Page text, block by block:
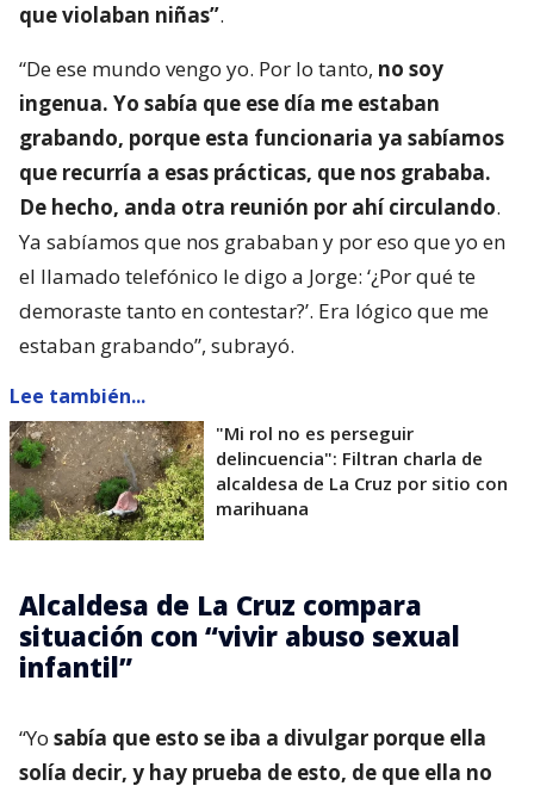
que violaban niñas”.
“De ese mundo vengo yo. Por lo tanto, no soy
ingenua. Yo sabía que ese día me estaban
grabando, porque esta funcionaria ya sabíamos
que recurría a esas prácticas, que nos grababa.
De hecho, anda otra reunión por ahí circulando.
Ya sabíamos que nos grababan y por eso que yo en
el llamado telefónico le digo a Jorge: ‘¿Por qué te
demoraste tanto en contestar?’. Era lógico que me
estaban grabando”, subrayó.
Lee también...
"Mi rol no es perseguir
delincuencia": Filtran charla de
alcaldesa de La Cruz por sitio con
marihuana
Alcaldesa de La Cruz compara
situación con “vivir abuso sexual
infantil”
“Yo sabía que esto se iba a divulgar porque ella
solía decir, y hay prueba de esto, de que ella no